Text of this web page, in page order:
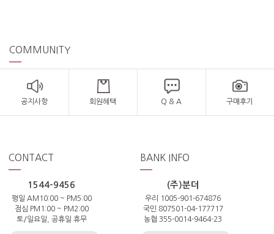
COMMUNITY
공지사항 회원혜택 Q & A 구매후기
CONTACT
1544-9456
평일 AM10:00 ~ PM5:00
점심 PM1:00 ~ PM2:00
토/일요일, 공휴일 휴무
BANK INFO
(주)분더
우리 1005-901-674876
국민 807501-04-177717
농협 355-0014-9464-23